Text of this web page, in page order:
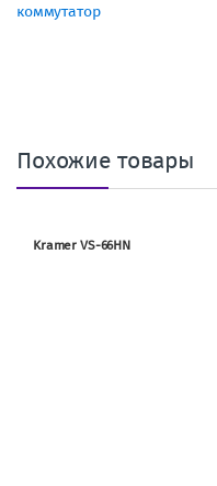
коммутатор
Похожие товары
Kramer VS-66HN